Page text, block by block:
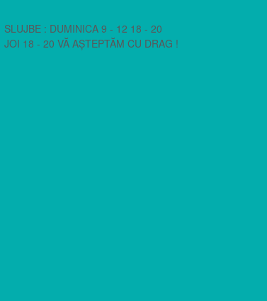
SLUJBE : DUMINICA 9 - 12 18 - 20
JOI 18 - 20 VĂ AȘTEPTĂM CU DRAG !